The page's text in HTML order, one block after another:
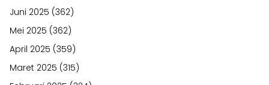
Juni 2025 (362)
Mei 2025 (362)
April 2025 (359)
Maret 2025 (315)